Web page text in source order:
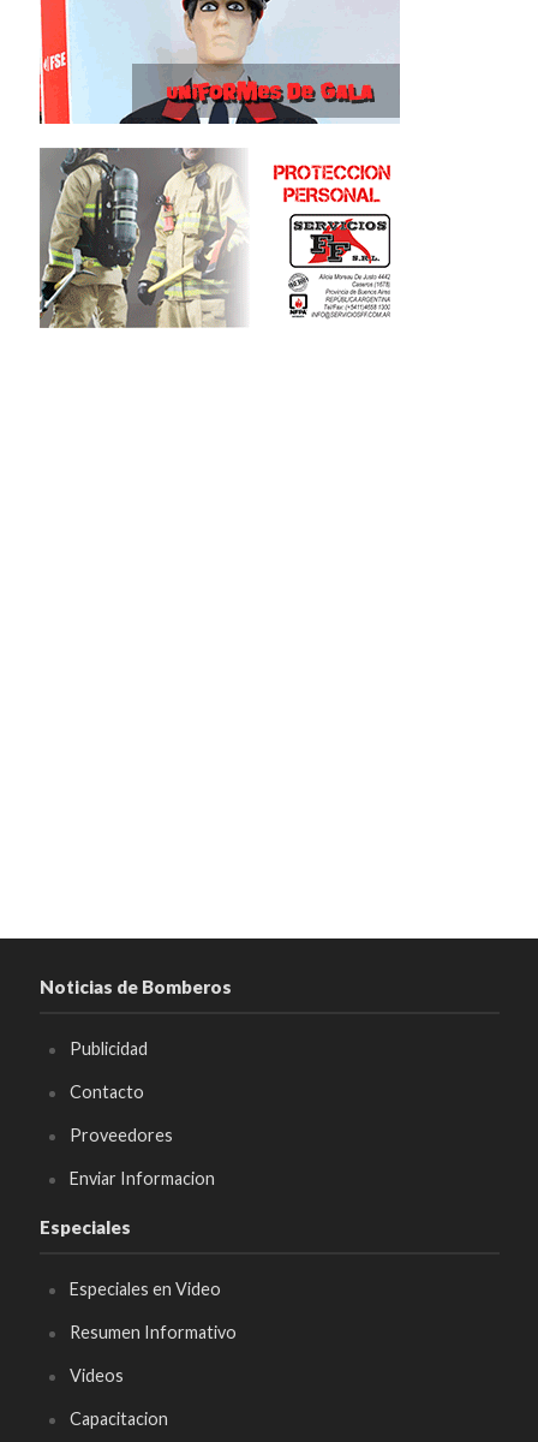
Noticias de Bomberos
Publicidad
Contacto
Proveedores
Enviar Informacion
Especiales
Especiales en Video
Resumen Informativo
Videos
Capacitacion